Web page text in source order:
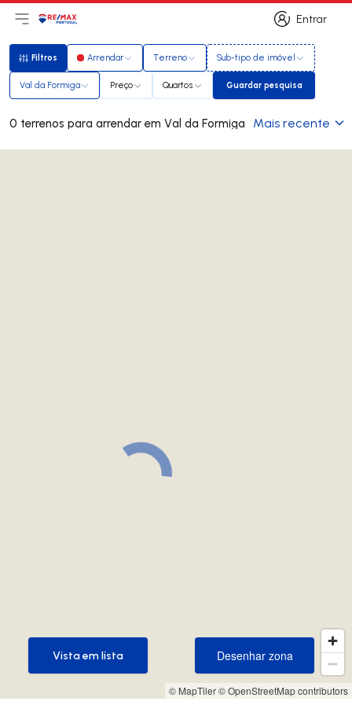
Entrar
Entrar
Abri menu principal
LogoIr para página inicial
Filtros
Filtros Arrendar Terreno Sub-tipo de imóvel
Val da Formiga Preço Quartos Guardar pesquisa
Guardar pesquisa
0 terrenos para arrendar em Val da Formiga Mais recente
© MapTiler© OpenStreetMap contributors
Desenhar zona
Desenhar zona
Vista em lista
Vista em lista